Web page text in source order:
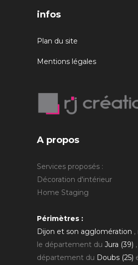
infos
Plan du site
Mentions légales
A propos
Services proposés :
Décoration d'intérieur
Home Staging
Périmètres :
Dijon et son agglomération ,
le département du Jura (39)
département du Doubs (25)